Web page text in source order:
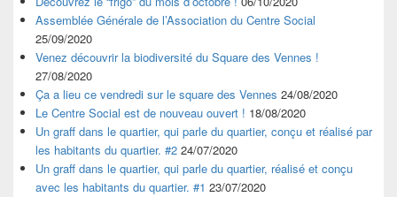
Assemblée Générale de l’Association du Centre Social
25/09/2020
Venez découvrir la biodiversité du Square des Vennes !
27/08/2020
Ça a lieu ce vendredi sur le square des Vennes 24/08/2020
Le Centre Social est de nouveau ouvert ! 18/08/2020
Un graff dans le quartier, qui parle du quartier, conçu et réalisé par
les habitants du quartier. #2 24/07/2020
Un graff dans le quartier, qui parle du quartier, réalisé et conçu
avec les habitants du quartier. #1 23/07/2020